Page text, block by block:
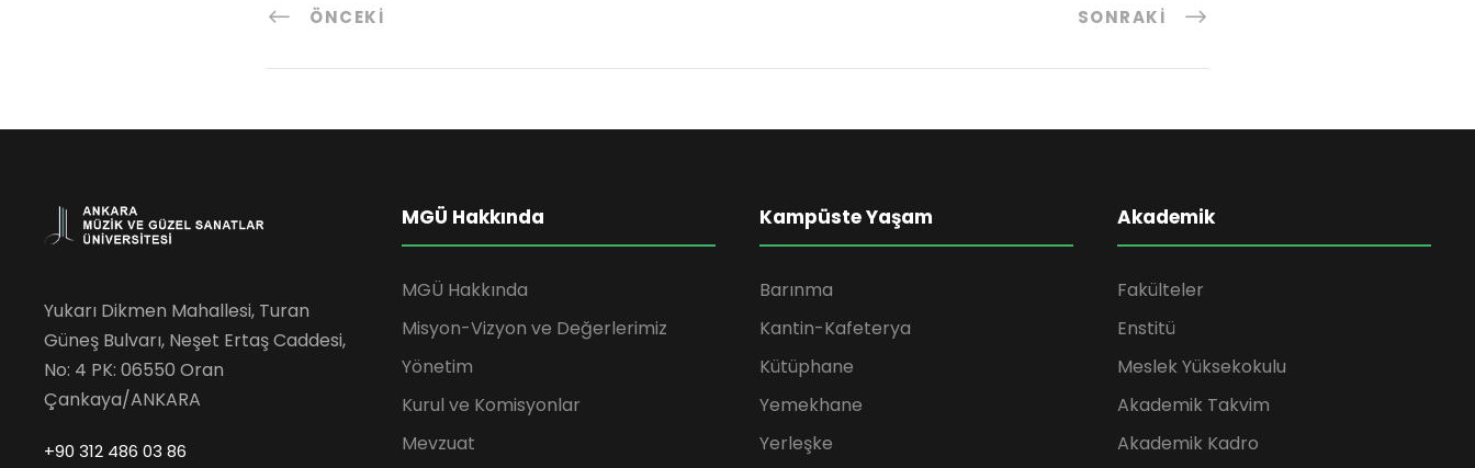
ÖNCEKI SONRAKI
Yukarı Dikmen Mahallesi, Turan
Güneş Bulvarı, Neşet Ertaş Caddesi,
No: 4 PK: 06550 Oran
Çankaya/ANKARA
+90 312 486 03 86
MGÜ Hakkında
MGÜ Hakkında
Misyon-Vizyon ve Değerlerimiz
Yönetim
Kurul ve Komisyonlar
Mevzuat
Kampüste Yaşam
Barınma
Kantin-Kafeterya
Kütüphane
Yemekhane
Yerleşke
Akademik
Fakülteler
Enstitü
Meslek Yüksekokulu
Akademik Takvim
Akademik Kadro